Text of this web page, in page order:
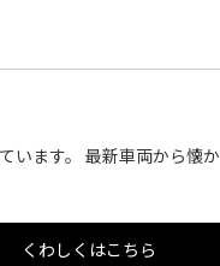
います。 最新車両から懐
くわしくはこちら